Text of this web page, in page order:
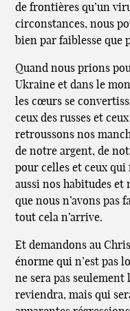
de frontières qu’un
circonstances, nous
bien par faiblesse que
Quand nous prions
Ukraine et dans le
les cœurs se
ceux des russes et
retroussons nos
de notre argent, de
pour celles et ceux
aussi nos habitudes et
que nous n’avons pas
tout cela n’arrive.
Et demandons au
énorme qui n’est pas
ne sera pas seulement
reviendra, mais qui